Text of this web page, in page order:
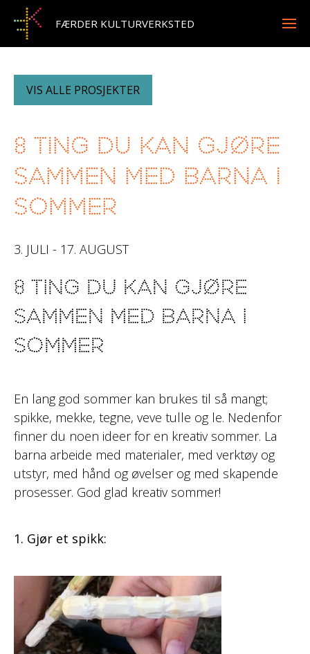
FÆRDER KULTURVERKSTED
VIS ALLE PROSJEKTER
8 ting du kan gjøre
sammen med barna i
sommer
3. JULI - 17. AUGUST
8 ting du kan gjøre
sammen med barna i
sommer
En lang god sommer kan brukes til så mangt;
spikke, mekke, tegne, veve tulle og le. Nedenfor
finner du noen ideer for en kreativ sommer. La
barna arbeide med materialer, med verktøy og
utstyr, med hånd og øvelser og med skapende
prosesser. God glad kreativ sommer!
1. Gjør et spikk: